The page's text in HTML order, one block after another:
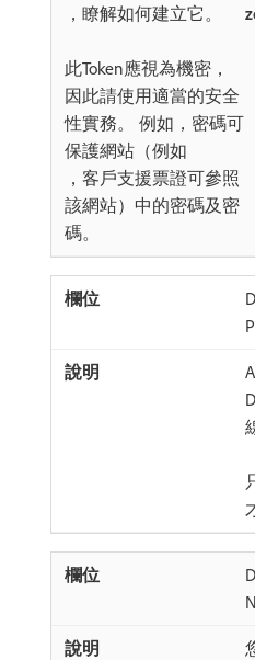
，瞭解如何建立它。
此Token應視為機密，
因此請使用適當的安全
性實務。 例如，密碼可
保護網站（例如​
，客戶支援票證可參照
該網站）中的密碼及密
碼。